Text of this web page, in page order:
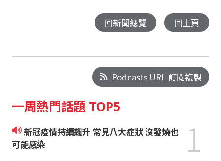
回新聞總覽 回上頁
Podcasts URL 訂閱複製
一周熱門話題 TOP5
新冠疫情持續飆升 常見八大症狀 沒發燒也
可能感染
1